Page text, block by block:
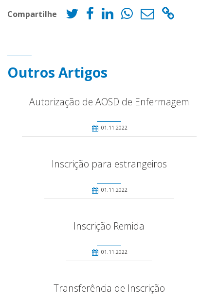
Compartilhe
Outros Artigos
Autorização de AOSD de Enfermagem
01.11.2022
Inscrição para estrangeiros
01.11.2022
Inscrição Remida
01.11.2022
Transferência de Inscrição